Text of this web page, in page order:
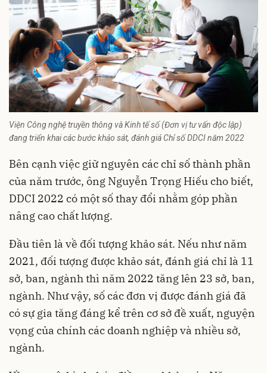
Viện Công nghệ truyền thông và Kinh tế số (Đơn vị tư vấn độc lập)
đang triển khai các bước khảo sát, đánh giá Chỉ số DDCI năm 2022
Bên cạnh việc giữ nguyên các chỉ số thành phần
của năm trước, ông Nguyễn Trọng Hiếu cho biết,
DDCI 2022 có một số thay đổi nhằm góp phần
nâng cao chất lượng.
Đầu tiên là về đối tượng khảo sát. Nếu như năm
2021, đối tượng được khảo sát, đánh giá chỉ là 11
sở, ban, ngành thì năm 2022 tăng lên 23 sở, ban,
ngành. Như vậy, số các đơn vị được đánh giá đã
có sự gia tăng đáng kể trên cơ sở đề xuất, nguyện
vọng của chính các doanh nghiệp và nhiều sở,
ngành.